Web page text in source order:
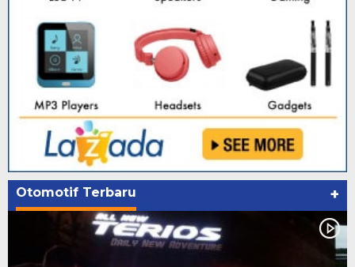
Otomotif Terbaru +